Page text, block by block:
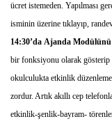
ücret istemeden. Yapılması
isminin üzerine tıklayıp,
14:30’da Ajanda Modülünü
bir fonksiyonu olarak gösterip
okulculukta etkinlik
zordur. Artık akıllı cep
etkinlik-şenlik-bayram-